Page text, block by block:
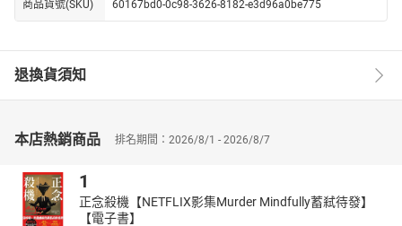
商品貨號(SKU) 60167bd0-0c98-3626-8182-e3d96a0be775
退換貨須知
本店熱銷商品 排名期間：2026/8/1 - 2026/8/7
1
正念殺機【NETFLIX影集Murder Mindfully蓄弒待發】
【電子書】